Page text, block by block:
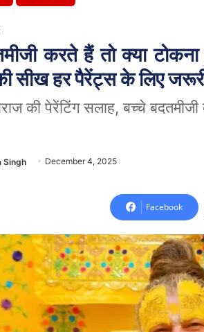
करते हैं तो क्या
सीख हर पैरेंट्स के लिए
की पेरेंटिंग सलाह, बच्चे
Singh December 4, 2025
Facebook